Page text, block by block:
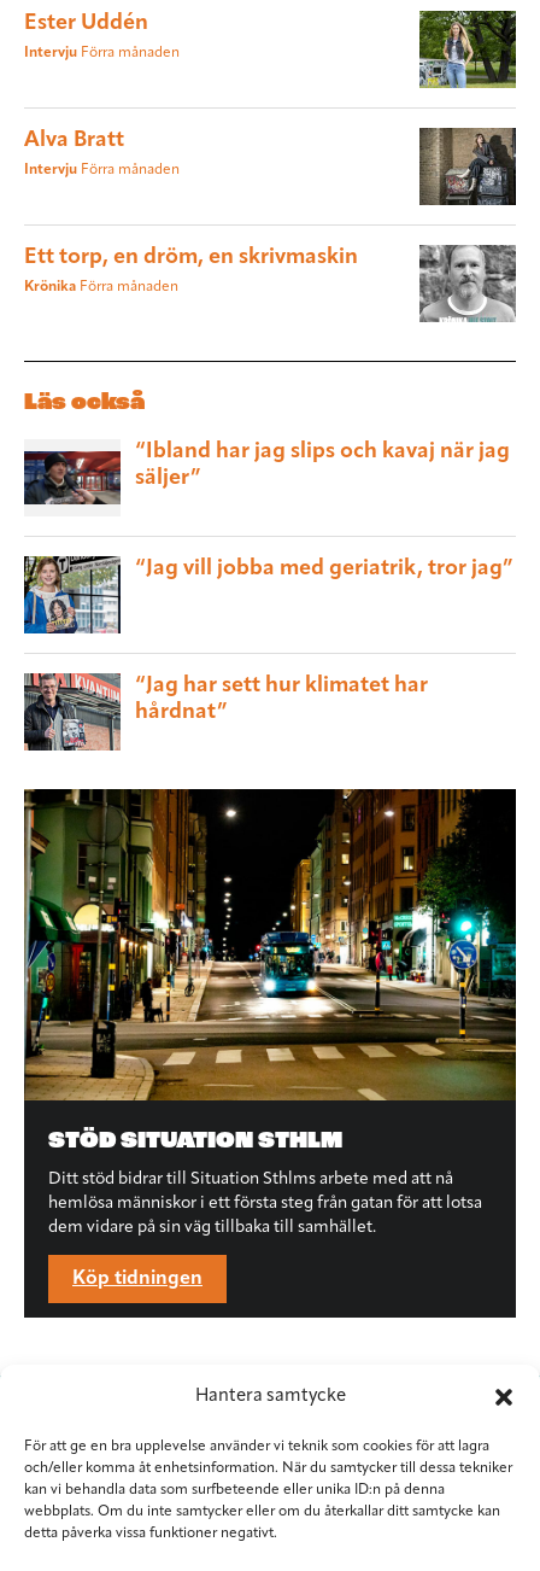
Hantera samtycke
För att ge en bra upplevelse använder vi teknik som cookies för att lagra
och/eller komma åt enhetsinformation. När du samtycker till dessa tekniker
kan vi behandla data som surfbeteende eller unika ID:n på denna
webbplats. Om du inte samtycker eller om du återkallar ditt samtycke kan
detta påverka vissa funktioner negativt.
Ester Uddén
Intervju Förra månaden
Alva Bratt
Intervju Förra månaden
Ett torp, en dröm, en skrivmaskin
Krönika Förra månaden
Läs också
“Ibland har jag slips och kavaj när jag
säljer”
“Jag vill jobba med geriatrik, tror jag”
“Jag har sett hur klimatet har
hårdnat”
STÖD SITUATION STHLM
Ditt stöd bidrar till Situation Sthlms arbete med att nå
hemlösa människor i ett första steg från gatan för att lotsa
dem vidare på sin väg tillbaka till samhället.
Köp tidningen
Situation Sthlm